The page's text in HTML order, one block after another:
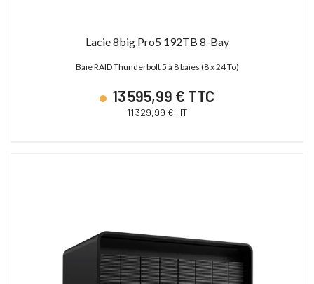
Lacie 8big Pro5 192TB 8-Bay
Baie RAID Thunderbolt 5 à 8 baies (8 x 24 To)
13 595,99 € TTC
11 329,99 € HT